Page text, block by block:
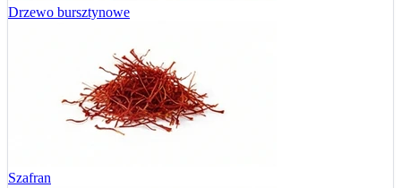
Drzewo bursztynowe
Szafran